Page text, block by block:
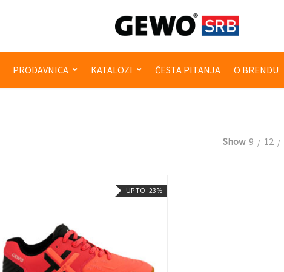
PRODAVNICA KATALOZI ČESTA PITANJA O BRENDU
Show 9 12
UP TO -23%